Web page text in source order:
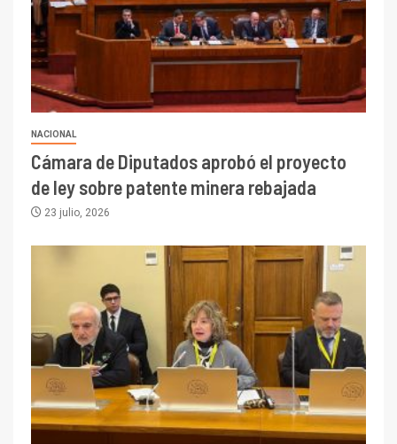
NACIONAL
Cámara de Diputados aprobó el proyecto
de ley sobre patente minera rebajada
23 julio, 2026